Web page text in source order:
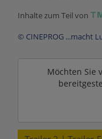
Inhalte zum Teil von
© CINEPROG ...macht
Möchten Sie